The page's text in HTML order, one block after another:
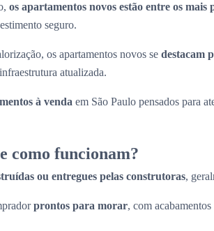
os apartamentos novos estão entre os mais
seguro.
os apartamentos novos se destacam
atualizada.
à venda em São Paulo pensados para
como funcionam?
ou entregues pelas construtoras,
prontos para morar, com